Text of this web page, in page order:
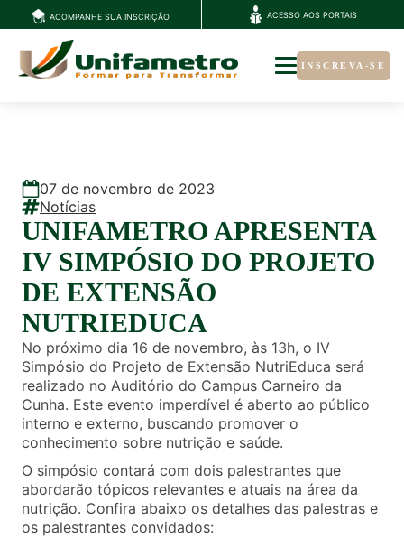
ACOMPANHE SUA INSCRIÇÃO ACESSO AOS PORTAIS
INSCREVA-SE
07 de novembro de 2023
Notícias
UNIFAMETRO APRESENTA
IV SIMPÓSIO DO PROJETO
DE EXTENSÃO
NUTRIEDUCA
No próximo dia 16 de novembro, às 13h, o IV
Simpósio do Projeto de Extensão NutriEduca será
realizado no Auditório do Campus Carneiro da
Cunha. Este evento imperdível é aberto ao público
interno e externo, buscando promover o
conhecimento sobre nutrição e saúde.
O simpósio contará com dois palestrantes que
abordarão tópicos relevantes e atuais na área da
nutrição. Confira abaixo os detalhes das palestras e
os palestrantes convidados: